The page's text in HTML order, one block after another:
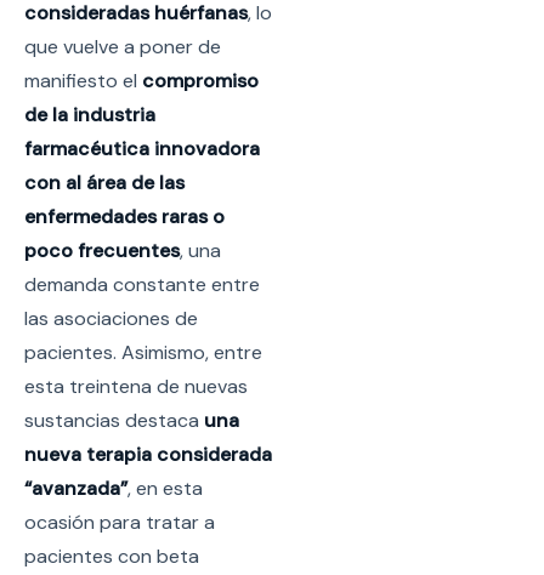
consideradas huérfanas, lo
que vuelve a poner de
manifiesto el compromiso
de la industria
farmacéutica innovadora
con al área de las
enfermedades raras o
poco frecuentes, una
demanda constante entre
las asociaciones de
pacientes. Asimismo, entre
esta treintena de nuevas
sustancias destaca una
nueva terapia considerada
“avanzada”, en esta
ocasión para tratar a
pacientes con beta